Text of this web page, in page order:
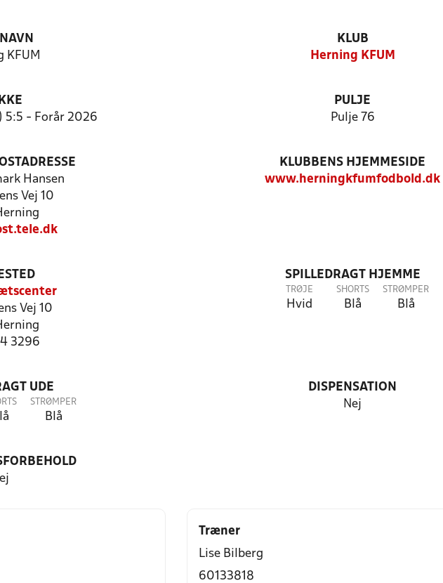
KFUM
KLUB
Herning KFUM
5:5 - Forår 2026
PULJE
Pulje 76
Hansen
Vej 10
KLUBBENS HJEMMESIDE
www.herningkfumfodbold.dk
Vej 10
3296
SPILLEDRAGT HJEMME
TRØJE
Hvid
SHORTS
Blå
STRØMPER
Blå
UDE
STRØMPER
Blå
DISPENSATION
Nej
Træner
Lise Bilberg
60133818